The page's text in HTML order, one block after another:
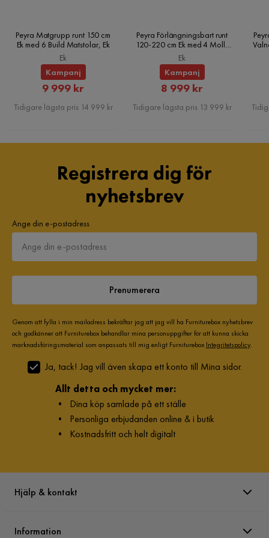
Peyra Matgrupp runt 150 cm
Ek med 6 Build Matstolar, Ek
Ek
Kampanj
Rabatterat
Pris
9 999 kr
Tidigare lägsta pris 14 999 kr
Peyra Förlängningsbart runt
120-220 cm Ek med 4 Molly
Matstolar, Ek
Ek
Kampanj
Rabatterat
Pris
8 999 kr
Tidigare lägsta pris 13 999 kr
Registrera dig för
nyhetsbrev
Ange din e-postadress
Prenumerera
Genom att fylla i min mailadress bekräftar jag att jag vill ha Furniturebox nyhetsbrev
och godkänner att Furniturebox behandlar mina personuppgifter för att kunna skicka
marknadsföringsmaterial som anpassats till mig enligt Furniturebox Integritetspolicy.
Ja, tack! Jag vill även skapa ett konto till Mina sidor.
Allt detta och mycket mer:
• Dina köp samlade på ett ställe
• Personliga erbjudanden online & i butik
• Kostnadsfritt och helt digitalt
Hjälp & kontakt
Information